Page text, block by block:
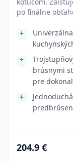
po finálne
brúsnymi
pre
204.9 €